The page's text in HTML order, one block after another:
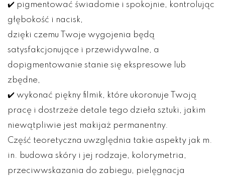
✔️ pigmentować świadomie i spokojnie, kontrolując
głębokość i nacisk,
dzięki czemu Twoje wygojenia będą
satysfakcjonujące i przewidywalne, a
dopigmentowanie stanie się ekspresowe lub
zbędne,
✔️ wykonać piękny filmik, które ukoronuje Twoją
pracę i dostrzeże detale tego dzieła sztuki, jakim
niewątpliwie jest makijaż permanentny.
Część teoretyczna uwzględnia takie aspekty jak m.
in. budowa skóry i jej rodzaje, kolorymetria,
przeciwwskazania do zabiegu, pielęgnacja